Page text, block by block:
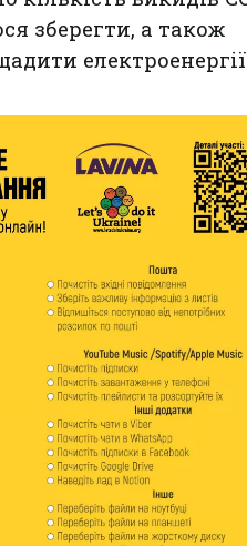
зберегти, а також